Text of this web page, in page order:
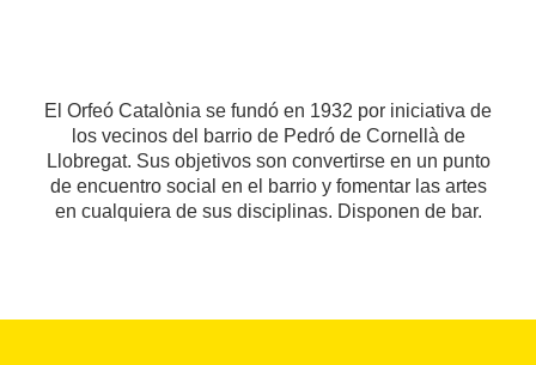
El Orfeó Catalònia se fundó en 1932 por iniciativa de
los vecinos del barrio de Pedró de Cornellà de
Llobregat. Sus objetivos son convertirse en un punto
de encuentro social en el barrio y fomentar las artes
en cualquiera de sus disciplinas. Disponen de bar.